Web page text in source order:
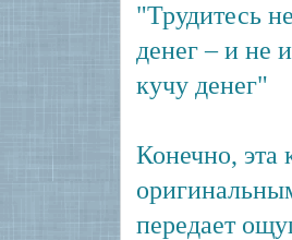
"Трудитесь
денег – и не
кучу денег"
Конечно, эта
передает